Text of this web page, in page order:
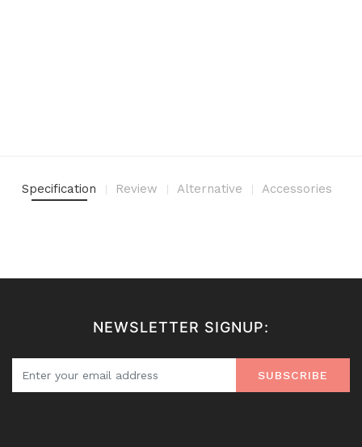
Specification Review Alternative Accessories
NEWSLETTER SIGNUP:
SUBSCRIBE